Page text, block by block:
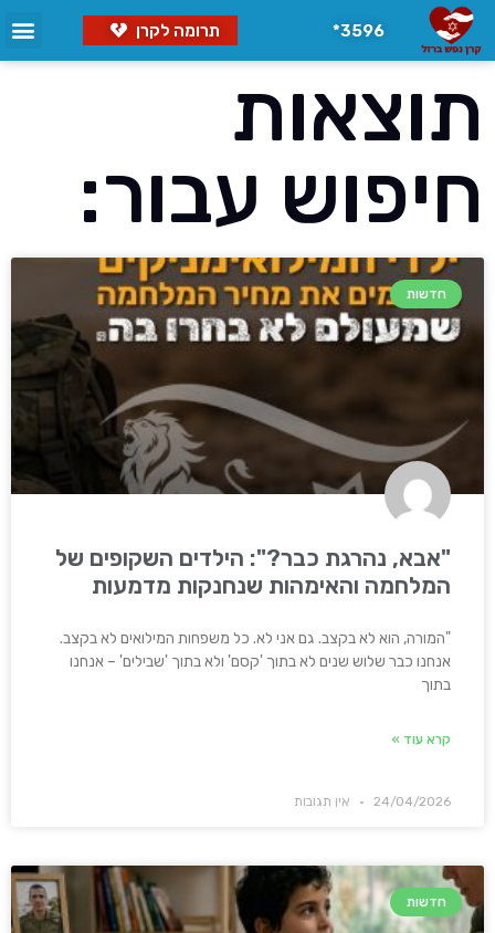
3596* תרומה לקרן
תוצאות
חיפוש עבור:
חדשות
"אבא, נהרגת כבר?": הילדים השקופים של
המלחמה והאימהות שנחנקות מדמעות
"המורה, הוא לא בקצב. גם אני לא. כל משפחות המילואים לא בקצב.
אנחנו כבר שלוש שנים לא בתוך 'קסם' ולא בתוך 'שבילים' – אנחנו
בתוך
קרא עוד »
24/04/2026 אין תגובות
חדשות